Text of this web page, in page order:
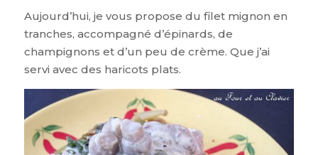
Aujourd’hui, je vous propose du filet mignon en
tranches, accompagné d’épinards, de
champignons et d’un peu de crème. Que j’ai
servi avec des haricots plats.